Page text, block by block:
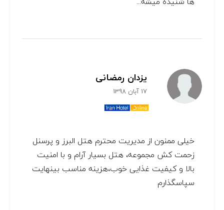
يزدان رمضانی
17 آبان 1398
خیلی ممنون از مدیریت محترم هتل البرز و پرسنل
زحمت کش مجموعه، هتل بسیار آرام و با امنیت
بالا و کیفیت غذایی خوب،هزینه مناسب بینهایت
سپاسگذارم